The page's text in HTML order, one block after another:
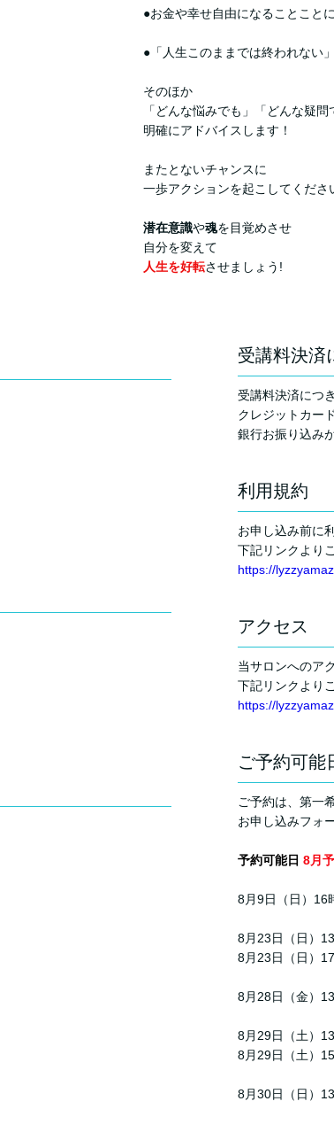
●お金や幸せ自由になることこと
●「人生このままでは終われない
そのほか
「どんな悩みでも」「どんな疑問
明確にアドバイスします！
またとないチャンスに
一歩アクションを起こしてくださ
潜在意識や魂を目覚めさせ
自分を変えて
人生を好転させましょう!
受講料決済
受講料決済につ
クレジットカー
銀行お振り込み
利用規約
お申し込み前に
下記リンクより
https://
アクセス
当サロンへのア
下記リンクより
https://
ご予約可能
ご予約は、第一
お申し込みフォ
予約可能日 8月
8月9日（日）
8月23日（日）
8月23日（日）
8月28日（金）
8月29日（土）
8月29日（土）
8月30日（日）